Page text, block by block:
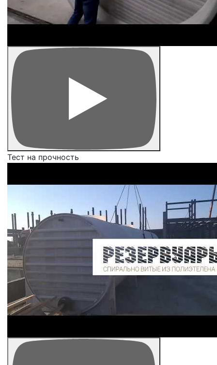
Тест на прочность